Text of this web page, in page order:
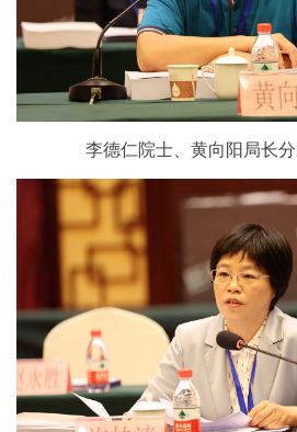
李德仁院士、黄向阳局长分